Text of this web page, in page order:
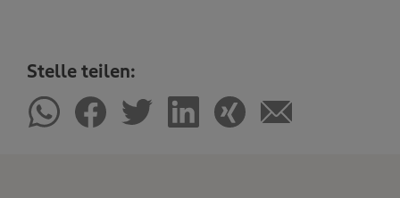
Stelle teilen: